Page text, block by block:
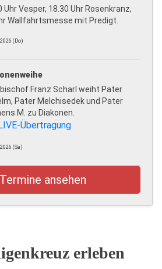
Uhr Vesper, 18.30 Uhr Rosenkranz,
Wallfahrtsmesse mit Predigt.
(Do)
Franz Scharl weiht Pater
Pater Melchisedek und Pater
M. zu Diakonen.
Übertragung
(Sa)
ansehen
erleben